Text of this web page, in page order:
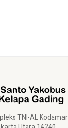
TNI-AL Kodamar